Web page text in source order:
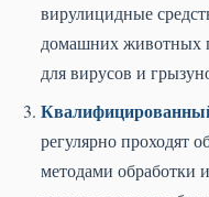
вирулицидные
домашних животных
для вирусов и
регулярно проходят
методами обработки